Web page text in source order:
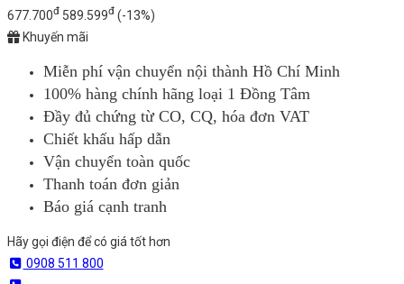
677.700đ 589.599đ (-13%)
Khuyến mãi
Miễn phí vận chuyển nội thành Hồ Chí Minh
100% hàng chính hãng loại 1 Đồng Tâm
Đầy đủ chứng từ CO, CQ, hóa đơn VAT
Chiết khấu hấp dẫn
Vận chuyển toàn quốc
Thanh toán đơn giản
Báo giá cạnh tranh
Hãy gọi điện để có giá tốt hơn
0908 511 800